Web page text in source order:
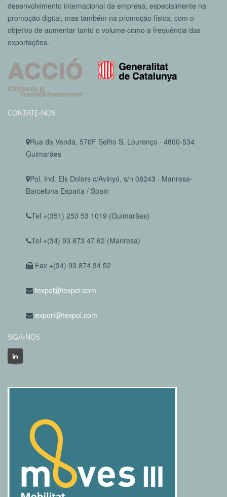
desenvolvimento internacional da empresa, especialmente na
promoção digital, mas também na promoção física, com o
objetivo de aumentar tanto o volume como a frequência das
exportações.
CONTATE-NOS
Rua da Venda, 570F Selho S. Lourenço · 4800-534
Guimarães
Pol. Ind. Els Dolors c/Avinyó, s/n 08243 · Manresa-
Barcelona España / Spain
Tel +(351) 253 53 1019 (Guimarães)
Tel +(34) 93 873 47 62 (Manresa)
Fax +(34) 93 874 34 52
texpol@texpol.com
export@texpol.com
SIGA-NOS